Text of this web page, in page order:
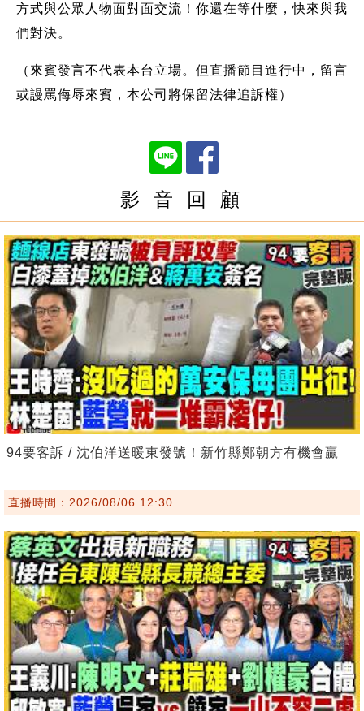
方式與公眾人物面對面交流！你還在等什麼，快來與我
們對決。
（來賓發言不代表本台立場。但直播節目進行中，留言
或謾罵侮辱來賓，本公司將保留法律追訴權）
影 音 回 顧
94要客訴 / 沈伯洋送暖東發號！新竹縣鄭朝方有機會贏
直播時間：2026/08/06 12:30